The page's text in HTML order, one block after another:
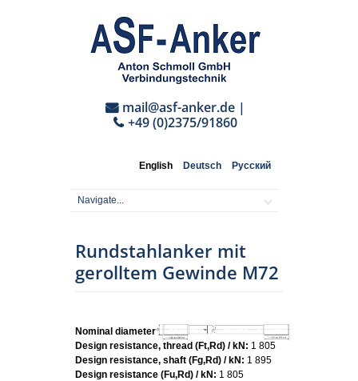
mail@asf-anker.de|
+49 (0)2375/91860
English Deutsch Русский
Rundstahlanker mit
gerolltem Gewinde M72
Nominal diameter: M72
Design resistance, thread (Ft,Rd) / kN: 1 805
Design resistance, shaft (Fg,Rd) / kN: 1 895
Design resistance (Fu,Rd) / kN: 1 805